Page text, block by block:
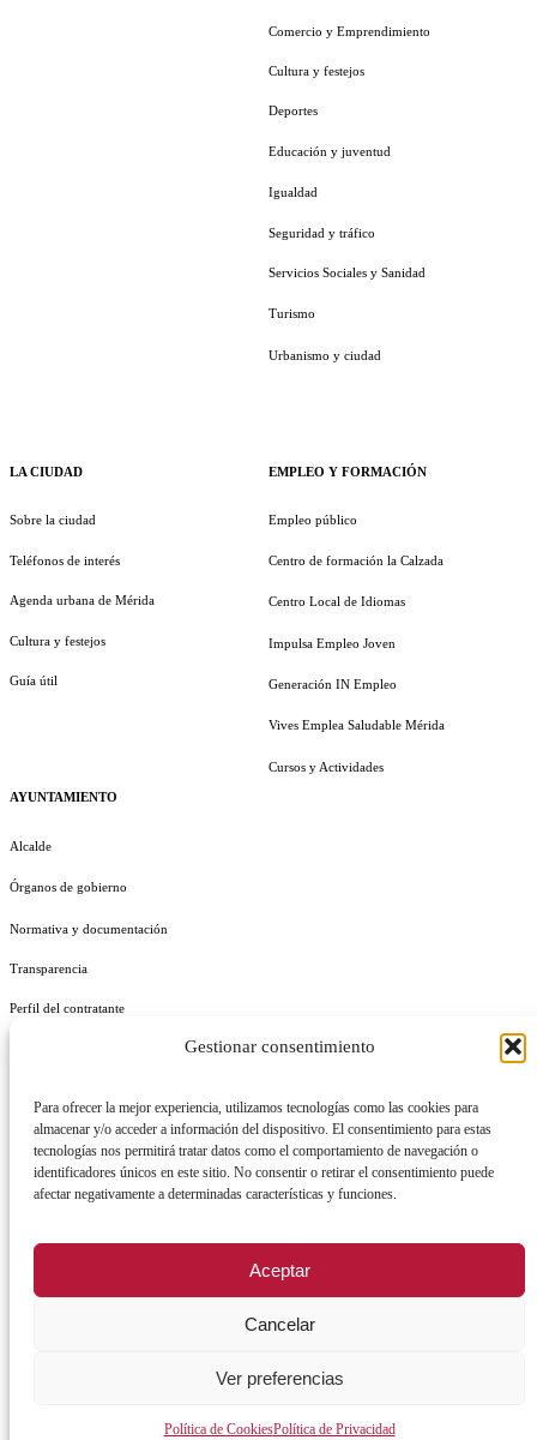
Gestionar consentimiento
Para ofrecer la mejor experiencia, utilizamos tecnologías como las cookies para
almacenar y/o acceder a información del dispositivo. El consentimiento para estas
tecnologías nos permitirá tratar datos como el comportamiento de navegación o
identificadores únicos en este sitio. No consentir o retirar el consentimiento puede
afectar negativamente a determinadas características y funciones.
Aceptar
Cancelar
Ver preferencias
Política de CookiesPolítica de Privacidad
LA CIUDAD
Sobre la ciudad
Teléfonos de interés
Agenda urbana de Mérida
Cultura y festejos
Guía útil
AYUNTAMIENTO
Alcalde
Órganos de gobierno
Normativa y documentación
Transparencia
Perfil del contratante
Comercio y Emprendimiento
Cultura y festejos
Deportes
Educación y juventud
Igualdad
Seguridad y tráfico
Servicios Sociales y Sanidad
Turismo
Urbanismo y ciudad
EMPLEO Y FORMACIÓN
Empleo público
Centro de formación la Calzada
Centro Local de Idiomas
Impulsa Empleo Joven
Generación IN Empleo
Vives Emplea Saludable Mérida
Cursos y Actividades
REGISTRO DE ACTIVIDADES DE TRATAMIENTO